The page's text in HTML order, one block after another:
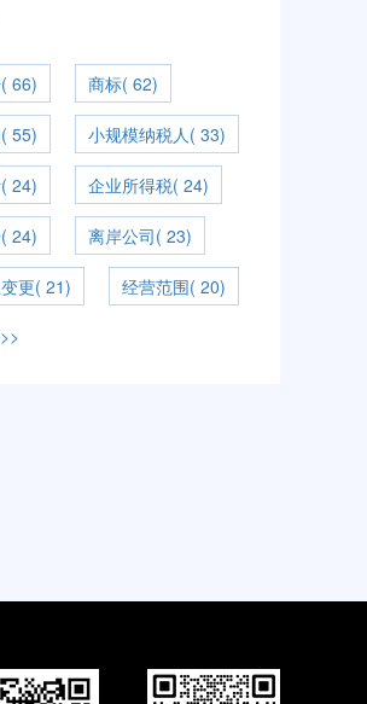
66) 商标( 62)
55) 小规模纳税人( 33)
24) 企业所得税( 24)
24) 离岸公司( 23)
更( 21) 经营范围( 20)